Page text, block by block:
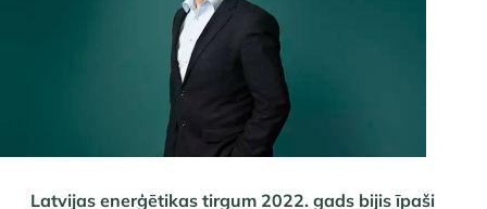
Latvijas enerģētikas tirgum 2022. gads bijis īpaši